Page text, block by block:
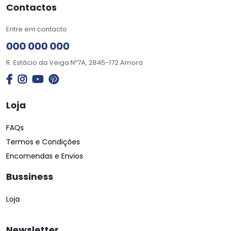
Contactos
Entre em contacto
000 000 000
R. Estácio da Veiga Nº7A, 2845-172 Amora
Loja
FAQs
Termos e Condições
Encomendas e Envios
Bussiness
Loja